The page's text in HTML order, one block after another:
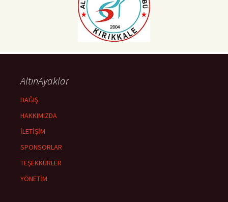
AltınAyaklar
BAĞIŞ
HAKKIMIZDA
İLETİŞİM
SPONSORLAR
TEŞEKKÜRLER
YÖNETİM